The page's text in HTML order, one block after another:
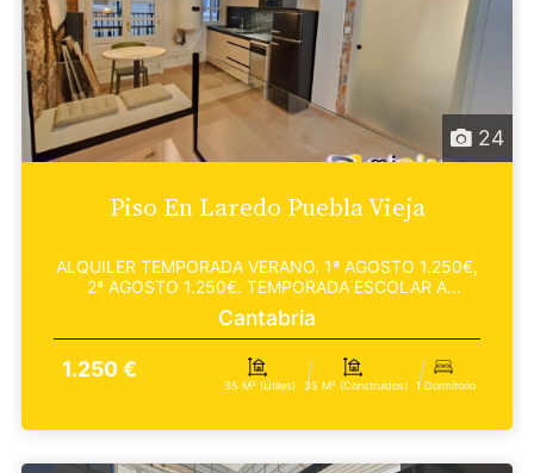
24
Piso En Laredo Puebla Vieja
ALQUILER TEMPORADA VERANO. 1ª AGOSTO 1.250€,
2ª AGOSTO 1.250€. TEMPORADA ESCOLAR A
CONSULTAR. Inmobiliari...
Cantabria
1.250 €
35 M² (útiles) 35 M² (construidos) 1 Dormitorio